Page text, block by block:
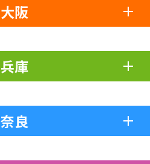
大阪
兵庫
奈良